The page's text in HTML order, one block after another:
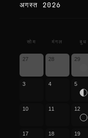
अगस्त 2026
सोम मंगल बुध
27 28 29
3 4 5
10 11 12
17 18 19